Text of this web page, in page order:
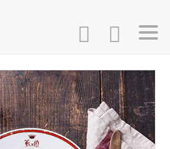
INLOGGEN
AANMELDEN
HOME
RECEPTEN